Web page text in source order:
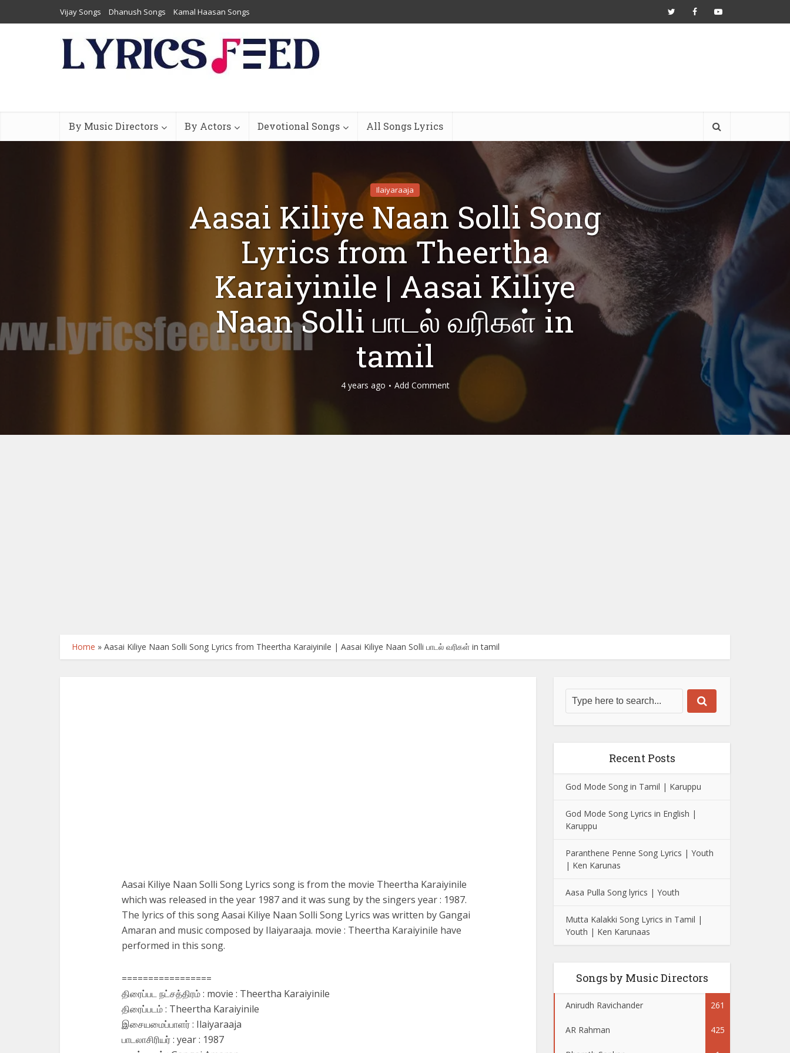
Vijay Songs Dhanush Songs Kamal Haasan Songs
By Music Directors By Actors Devotional Songs All Songs Lyrics
Ilaiyaraaja
Aasai Kiliye Naan Solli Song
Lyrics from Theertha
Karaiyinile | Aasai Kiliye
Naan Solli பாடல் வரிகள் in
tamil
4 years ago Add Comment
Home » Aasai Kiliye Naan Solli Song Lyrics from Theertha Karaiyinile | Aasai Kiliye Naan Solli பாடல் வரிகள் in tamil
Aasai Kiliye Naan Solli Song Lyrics song is from the movie Theertha Karaiyinile
which was released in the year 1987 and it was sung by the singers year : 1987.
The lyrics of this song Aasai Kiliye Naan Solli Song Lyrics was written by Gangai
Amaran and music composed by Ilaiyaraaja. movie : Theertha Karaiyinile have
performed in this song.
=================
திரைப்பட நட்சத்திரம் : movie : Theertha Karaiyinile
திரைப்படம் : Theertha Karaiyinile
இசையமைப்பாளர் : Ilaiyaraaja
பாடலாசிரியர் : year : 1987
Recent Posts
God Mode Song in Tamil | Karuppu
God Mode Song Lyrics in English |
Karuppu
Paranthene Penne Song Lyrics | Youth
| Ken Karunas
Aasa Pulla Song lyrics | Youth
Mutta Kalakki Song Lyrics in Tamil |
Youth | Ken Karunaas
Songs by Music Directors
Anirudh Ravichander 261
AR Rahman 425